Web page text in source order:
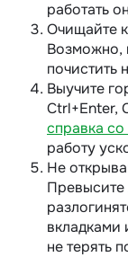
работать
Очищайте
Возможно,
почистить
Выучите
Ctrl+Enter,
справка
работу
Не
вкладками
не терять